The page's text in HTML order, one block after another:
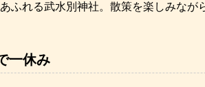
ふれる武水別神社。散策を楽しみなが
一休み